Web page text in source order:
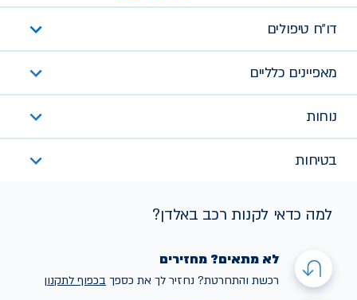
דו״ח טיפולים
מאפיינים כלליים
נוחות
בטיחות
למה כדאי לקנות רכב באלדן?
לא מתאים? מחזירים
רכשת והתחרטת? נחזיר לך את כספך בכפוף לתקנון